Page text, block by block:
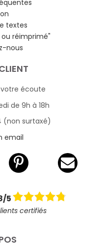
textes
réimprimé"
nous
écoute
de 9h à 18h
(non surtaxé)
email
5
certifiés